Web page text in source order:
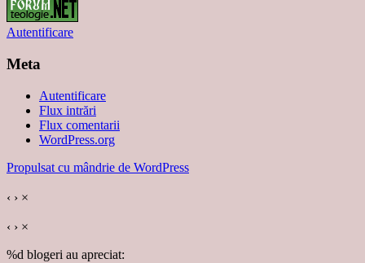
Autentificare
Meta
Autentificare
Flux intrări
Flux comentarii
WordPress.org
Propulsat cu mândrie de WordPress
‹ › ×
‹ › ×
%d blogeri au apreciat: